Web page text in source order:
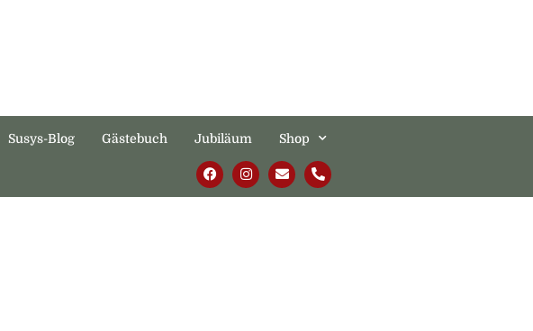
Susys-Blog Gästebuch Jubiläum Shop